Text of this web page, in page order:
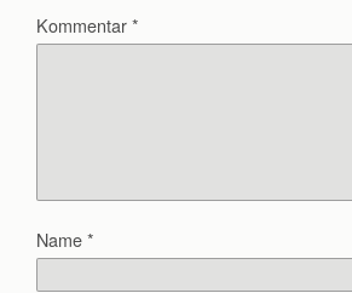
Kommentar*
Name*